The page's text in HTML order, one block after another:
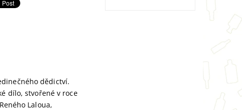
dědictví.
dílo, stvořené v roce
Laloua,